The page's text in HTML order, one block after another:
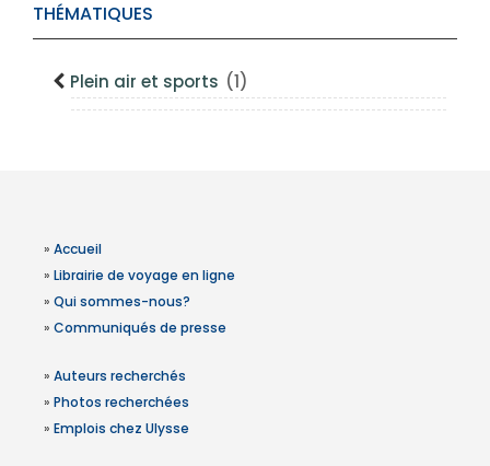
THÉMATIQUES
Plein air et sports (1)
» Accueil
» Librairie de voyage en ligne
» Qui sommes-nous?
» Communiqués de presse
» Auteurs recherchés
» Photos recherchées
» Emplois chez Ulysse